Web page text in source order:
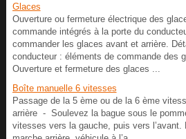
Glaces
Ouverture ou fermeture électrique des
commande intégrés à la porte du
commander les glaces avant et arrière.
conducteur : éléments de commande des
Ouverture et fermeture des glaces ...
Boîte manuelle 6 vitesses
Passage de la 5 ème ou de la 6 ème
arrière - Soulevez la bague sous le
vitesses vers la gauche, puis vers l’avant.